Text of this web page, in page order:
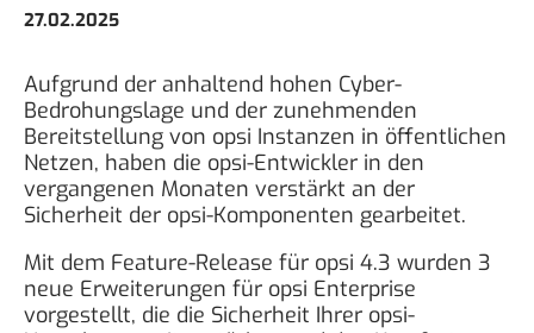
27.02.2025
Aufgrund der anhaltend hohen Cyber-
Bedrohungslage und der zunehmenden
Bereitstellung von opsi Instanzen in öffentlichen
Netzen, haben die opsi-Entwickler in den
vergangenen Monaten verstärkt an der
Sicherheit der opsi-Komponenten gearbeitet.
Mit dem Feature-Release für opsi 4.3 wurden 3
neue Erweiterungen für opsi Enterprise
vorgestellt, die die Sicherheit Ihrer opsi-